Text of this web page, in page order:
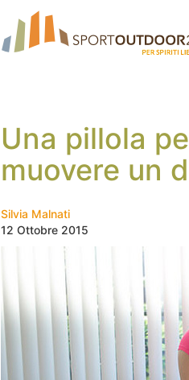
Una pillola
muovere un
Silvia Malnati
12 Ottobre 2015